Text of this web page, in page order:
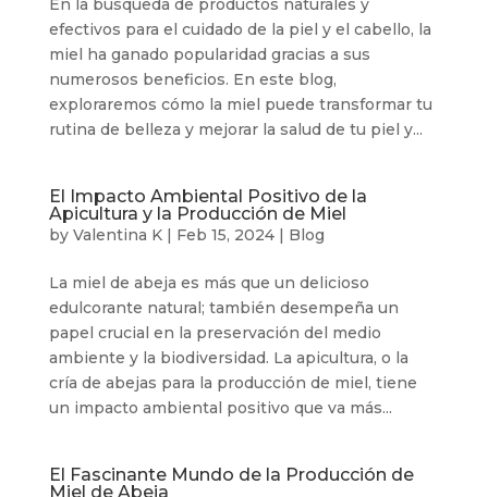
En la búsqueda de productos naturales y
efectivos para el cuidado de la piel y el cabello, la
miel ha ganado popularidad gracias a sus
numerosos beneficios. En este blog,
exploraremos cómo la miel puede transformar tu
rutina de belleza y mejorar la salud de tu piel y...
El Impacto Ambiental Positivo de la
Apicultura y la Producción de Miel
by Valentina K| Feb 15, 2024| Blog
La miel de abeja es más que un delicioso
edulcorante natural; también desempeña un
papel crucial en la preservación del medio
ambiente y la biodiversidad. La apicultura, o la
cría de abejas para la producción de miel, tiene
un impacto ambiental positivo que va más...
El Fascinante Mundo de la Producción de
Miel de Abeja